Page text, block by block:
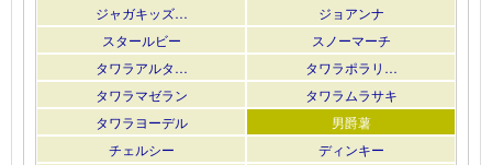
ジャガキッズ…
ジョアンナ
スタールビー
スノーマーチ
タワラアルタ…
タワラポラリ…
タワラマゼラン
タワラムラサキ
タワラヨーデル
男爵薯
チェルシー
ディンキー